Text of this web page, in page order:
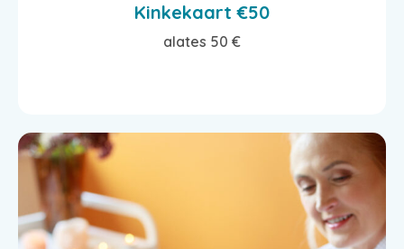
Kinkekaart €50
alates 50 €